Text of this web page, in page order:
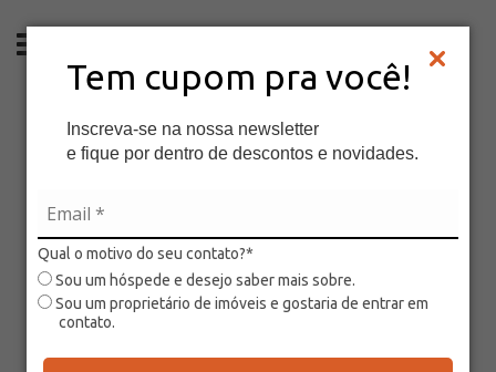
Tem cupom pra você!
Inscreva-se na nossa newsletter
e fique por dentro de descontos e novidades.
Qual o motivo do seu contato?*
Sou um hóspede e desejo saber mais sobre.
Sou um proprietário de imóveis e gostaria de entrar em
contato.